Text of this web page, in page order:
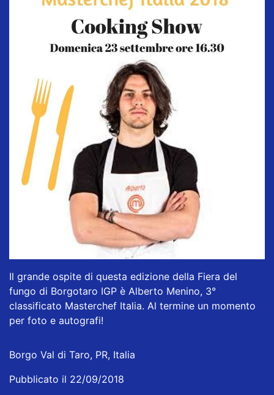
Il grande ospite di questa edizione della Fiera del
fungo di Borgotaro IGP è Alberto Menino, 3°
classificato Masterchef Italia. Al termine un momento
per foto e autografi!
Borgo Val di Taro, PR, Italia
Pubblicato il 22/09/2018